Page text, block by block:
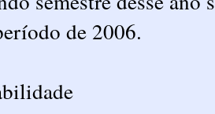
de 2006.